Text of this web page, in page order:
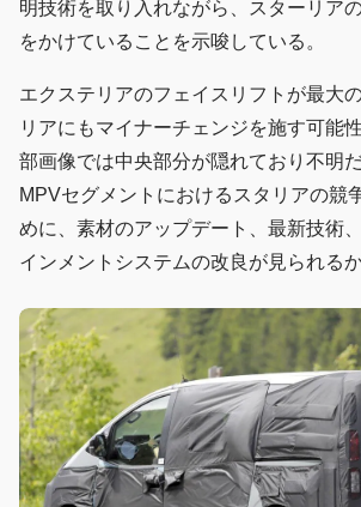
明技術を取り入れながら、スターリア
をかけていることを示唆している。
エクステリアのフェイスリフトが最大
リアにもマイナーチェンジを施す可能
部画像では中央部分が隠れており不明
MPVセグメントにおけるスタリアの競
めに、素材のアップデート、最新技術
インメントシステムの改良が見られる